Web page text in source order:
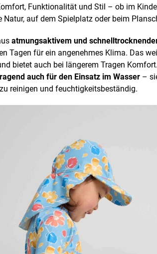
Funktionalität und Stil – ob im
Natur, auf dem Spielplatz oder beim
atmungsaktivem und
Tagen für ein angenehmes Klima. Das
bietet auch bei längerem Tragen Komfort.
auch für den Einsatz im Wasser –
reinigen und feuchtigkeitsbeständig.